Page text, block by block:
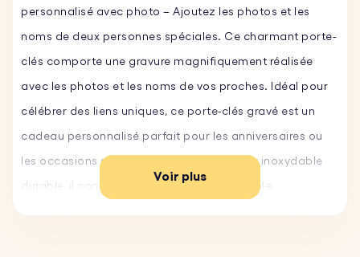
personnalisé avec photo – Ajoutez les photos et les
noms de deux personnes spéciales. Ce charmant porte-
clés comporte une gravure magnifiquement réalisée
avec les photos et les noms de vos proches. Idéal pour
célébrer des liens uniques, ce porte-clés gravé est un
cadeau personnalisé parfait pour les anniversaires ou
les occasions spéciales. Fabriqué en acier inoxydable
durable, il constitue un souvenir impérissable.
Voir plus